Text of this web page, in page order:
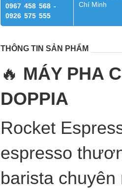
0967 458 568 -
0926 575 555
Chí Minh
THÔNG TIN SẢN PHẨM
🔥 MÁY PHA
DOPPIA
Rocket
espresso
barista